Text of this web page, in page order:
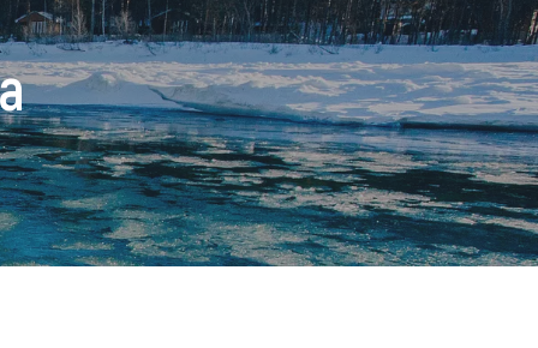
Где остановиться
Санатории
Гостиницы, отели
Коттеджи, базы
Сельские усадьбы
Мотели, придорожные отели